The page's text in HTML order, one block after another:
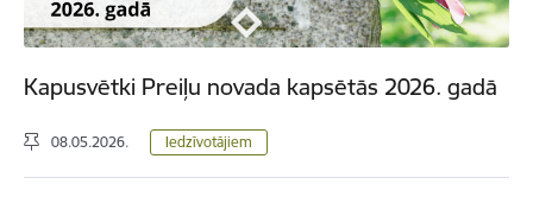
Kapusvētki Preiļu novada kapsētās 2026. gadā
08.05.2026. Iedzīvotājiem